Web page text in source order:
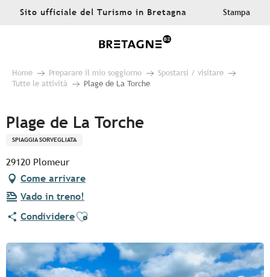
AllerSito ufficiale del Turismo in Bretagna Stampa
Home Preparare il mio soggiorno
Spostarsi / visitare
Tutte le attività
Plage de La Torche
Plage de La Torche
SPIAGGIA SORVEGLIATA
29120 Plomeur
Come arrivare
Vado in treno!
CondividereAjouter aux favoris